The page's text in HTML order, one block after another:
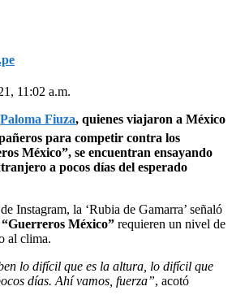
11:02 a.m.
Paloma Fiuza, quienes viajaron a México
para competir contra los
México”, se encuentran ensayando
a pocos días del esperado
Instagram, la ‘Rubia de Gamarra’ señaló
“Guerreros México” requieren un nivel de
al clima.
lo difícil que es la altura, lo difícil que
días. Ahí vamos, fuerza”, acotó